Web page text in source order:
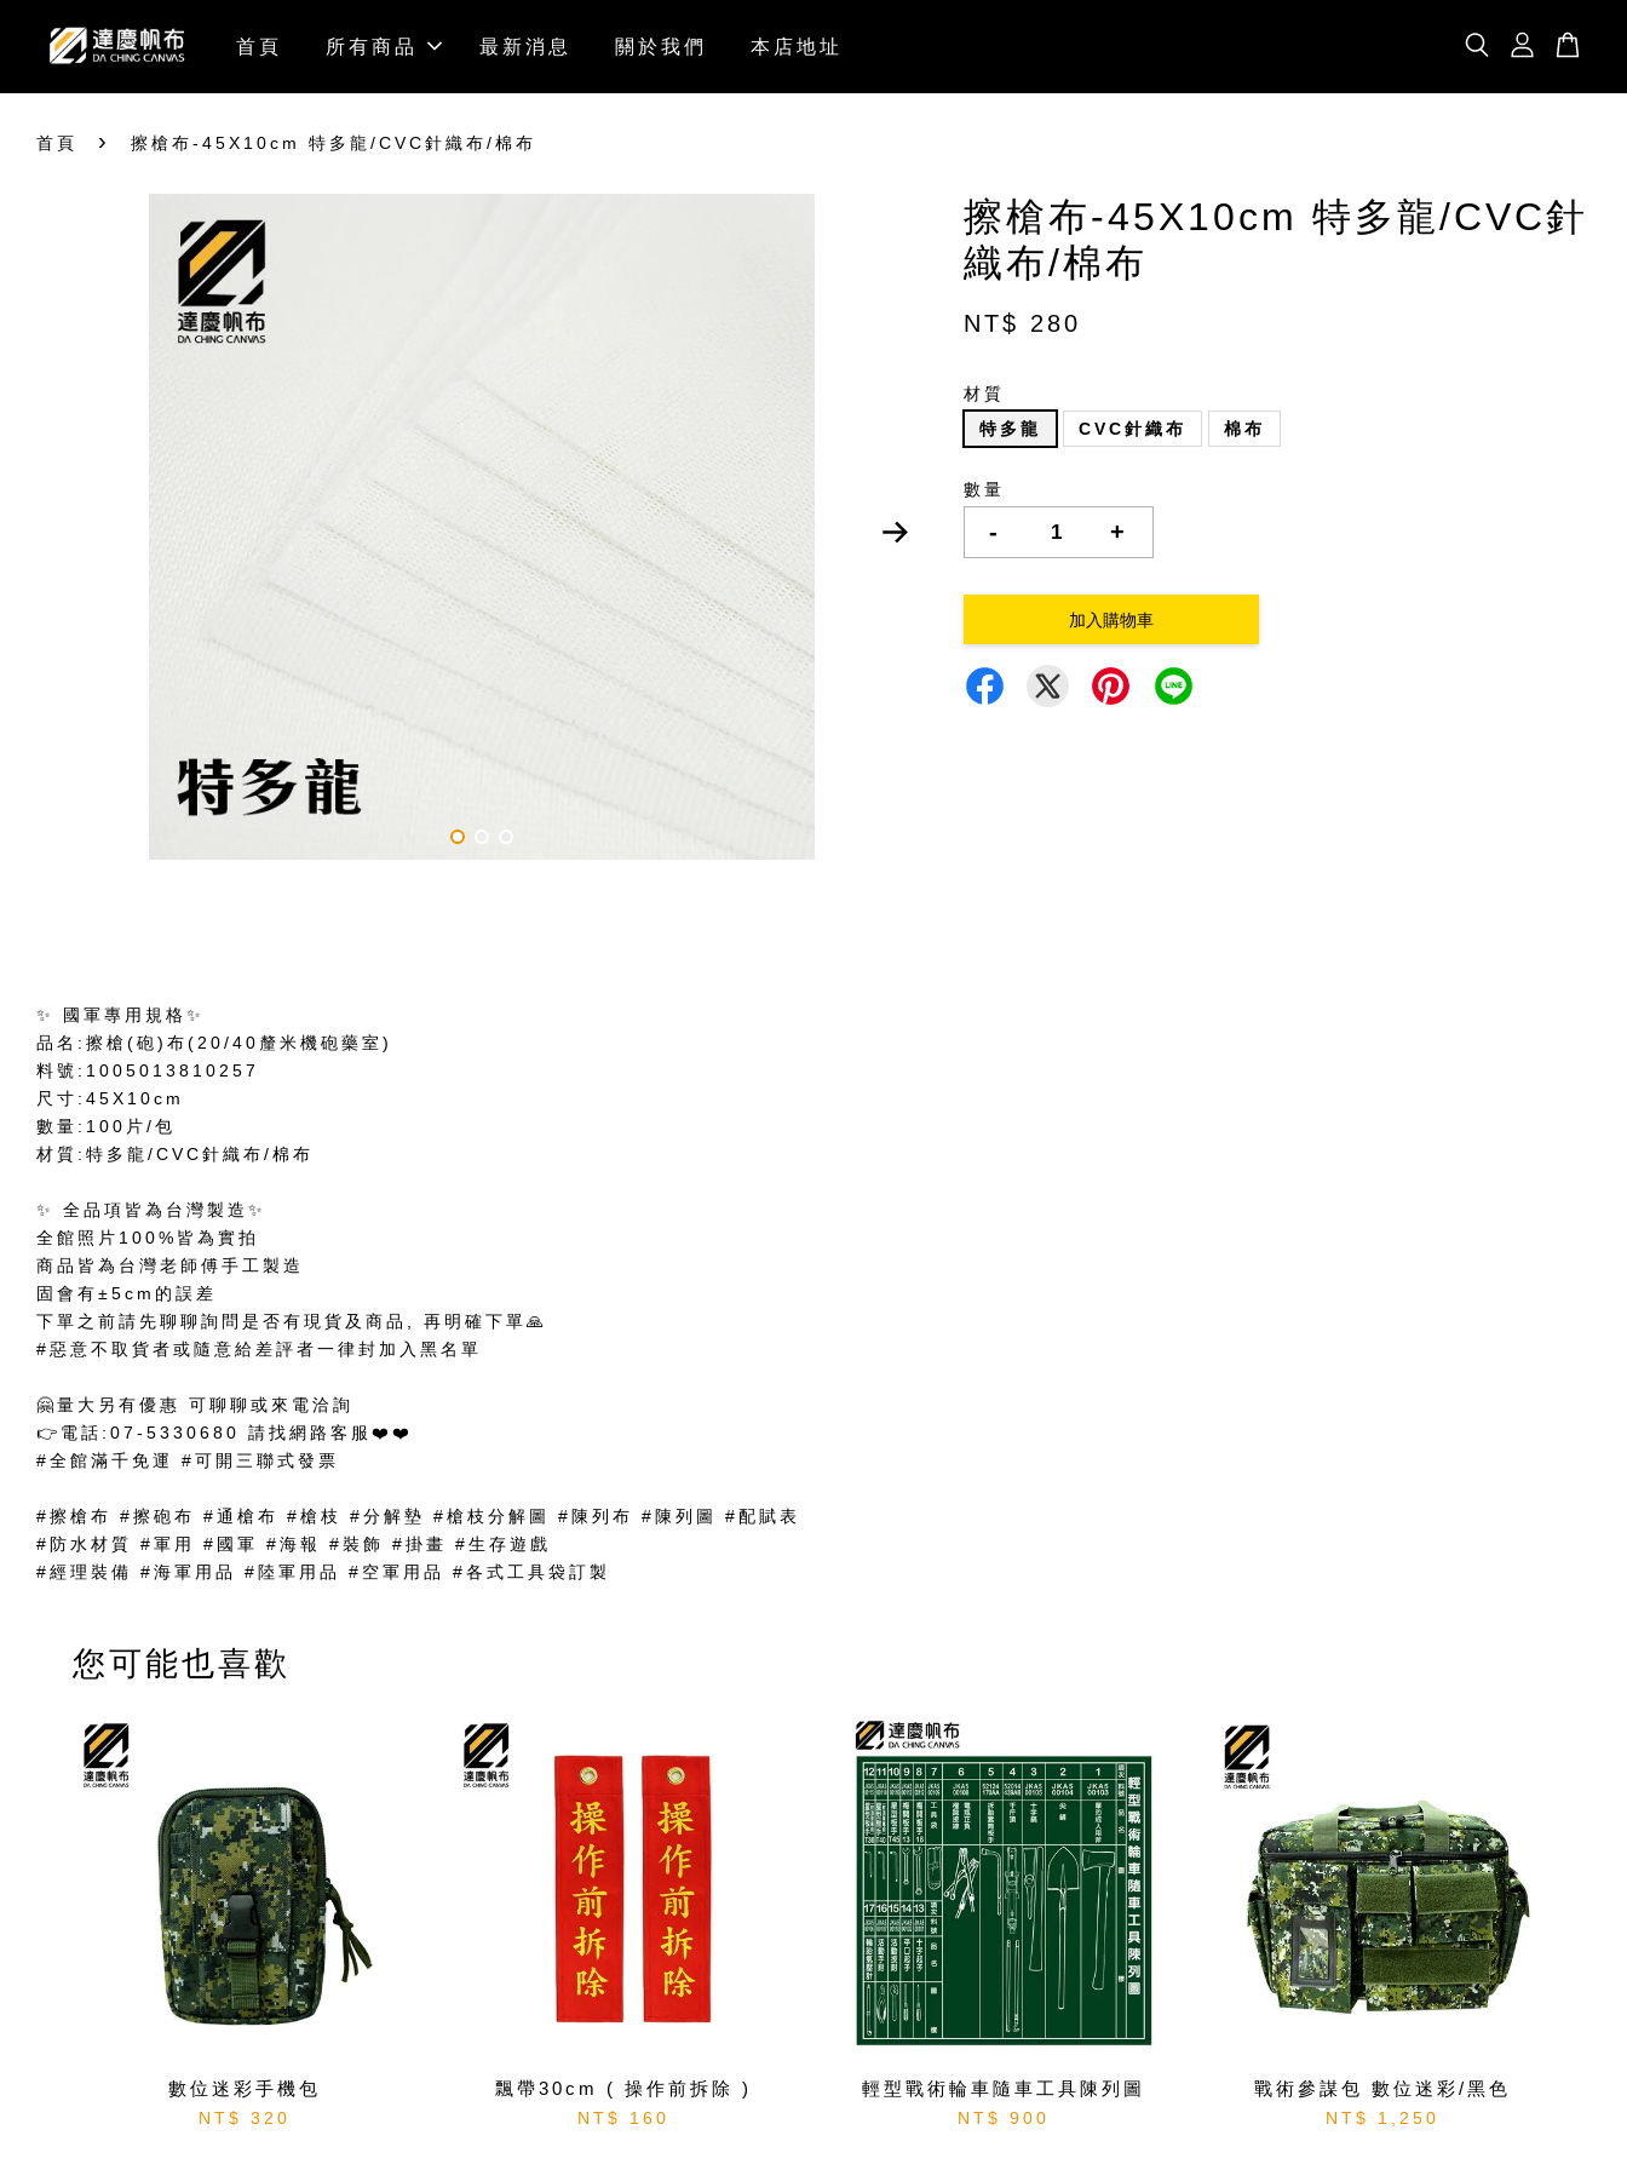
首頁 所有商品 最新消息 關於我們 本店地址
首頁 › 擦槍布-45X10cm 特多龍/CVC針織布/棉布
擦槍布-45X10cm 特多龍/CVC針
織布/棉布
NT$ 280
材質
特多龍
CVC針織布 棉布
數量
- +
加入購物車
✨ 國軍專用規格✨
品名:擦槍(砲)布(20/40釐米機砲藥室)
料號:1005013810257
尺寸:45X10cm
數量:100片/包
材質:特多龍/CVC針織布/棉布
✨ 全品項皆為台灣製造✨
全館照片100%皆為實拍
商品皆為台灣老師傅手工製造
固會有±5cm的誤差
下單之前請先聊聊詢問是否有現貨及商品, 再明確下單🙏
#惡意不取貨者或隨意給差評者一律封加入黑名單
🤗量大另有優惠 可聊聊或來電洽詢
👉電話:07-5330680 請找網路客服❤️❤️
#全館滿千免運 #可開三聯式發票
#擦槍布 #擦砲布 #通槍布 #槍枝 #分解墊 #槍枝分解圖 #陳列布 #陳列圖 #配賦表
#防水材質 #軍用 #國軍 #海報 #裝飾 #掛畫 #生存遊戲
#經理裝備 #海軍用品 #陸軍用品 #空軍用品 #各式工具袋訂製
您可能也喜歡
數位迷彩手機包
NT$ 320
飄帶30cm ( 操作前拆除 )
NT$ 160
輕型戰術輪車隨車工具陳列圖
NT$ 900
戰術參謀包 數位迷彩/黑色
NT$ 1,250